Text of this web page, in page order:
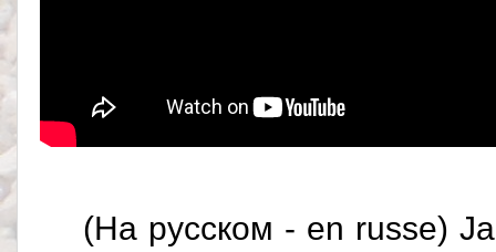
(На русском - en russe)